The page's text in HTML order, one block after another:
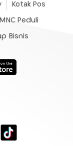
Kotak Pos
MNC Peduli
Bisnis